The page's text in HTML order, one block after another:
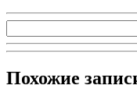
Похожие